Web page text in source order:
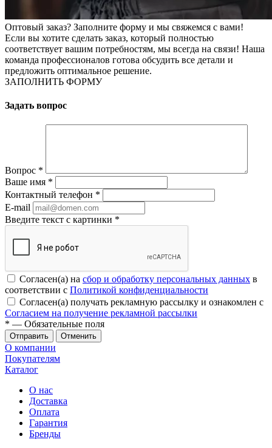
Оптовый заказ? Заполните форму и мы свяжемся с вами!
Если вы хотите сделать заказ, который полностью
соответствует вашим потребностям, мы всегда на связи! Наша
команда профессионалов готова обсудить все детали и
предложить оптимальное решение.
ЗАПОЛНИТЬ ФОРМУ
Задать вопрос
Вопрос *
Ваше имя *
Контактный телефон *
E-mail
Введите текст с картинки *
Согласен(а) на сбор и обработку персональных данных в
соответствии с Политикой конфиденциальности
Согласен(а) получать рекламную рассылку и ознакомлен с
Согласием на получение рекламной рассылки
* — Обязательные поля
Отменить
О компании
Покупателям
Каталог
О нас
Доставка
Оплата
Гарантия
Бренды